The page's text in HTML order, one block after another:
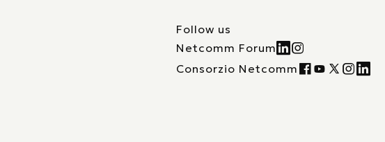
Follow us
Netcomm Forum
Consorzio Netcomm